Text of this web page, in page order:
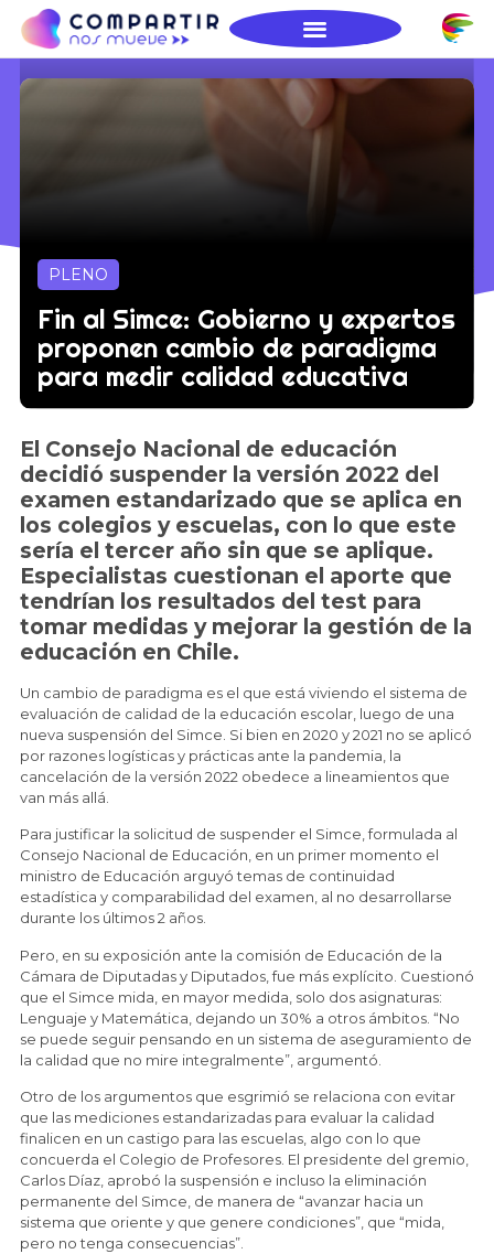
PLENO
Fin al Simce: Gobierno y expertos
proponen cambio de paradigma
para medir calidad educativa
El Consejo Nacional de educación
decidió suspender la versión 2022 del
examen estandarizado que se aplica en
los colegios y escuelas, con lo que este
sería el tercer año sin que se aplique.
Especialistas cuestionan el aporte que
tendrían los resultados del test para
tomar medidas y mejorar la gestión de la
educación en Chile.
Un cambio de paradigma es el que está viviendo el sistema de
evaluación de calidad de la educación escolar, luego de una
nueva suspensión del Simce. Si bien en 2020 y 2021 no se aplicó
por razones logísticas y prácticas ante la pandemia, la
cancelación de la versión 2022 obedece a lineamientos que
van más allá.
Para justificar la solicitud de suspender el Simce, formulada al
Consejo Nacional de Educación, en un primer momento el
ministro de Educación arguyó temas de continuidad
estadística y comparabilidad del examen, al no desarrollarse
durante los últimos 2 años.
Pero, en su exposición ante la comisión de Educación de la
Cámara de Diputadas y Diputados, fue más explícito. Cuestionó
que el Simce mida, en mayor medida, solo dos asignaturas:
Lenguaje y Matemática, dejando un 30% a otros ámbitos. “No
se puede seguir pensando en un sistema de aseguramiento de
la calidad que no mire integralmente”, argumentó.
Otro de los argumentos que esgrimió se relaciona con evitar
que las mediciones estandarizadas para evaluar la calidad
finalicen en un castigo para las escuelas, algo con lo que
concuerda el Colegio de Profesores. El presidente del gremio,
Carlos Díaz, aprobó la suspensión e incluso la eliminación
permanente del Simce, de manera de “avanzar hacia un
sistema que oriente y que genere condiciones”, que “mida,
pero no tenga consecuencias”.